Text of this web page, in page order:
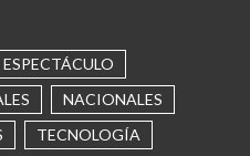
ESPECTÁCULO
NACIONALES
TECNOLOGÍA